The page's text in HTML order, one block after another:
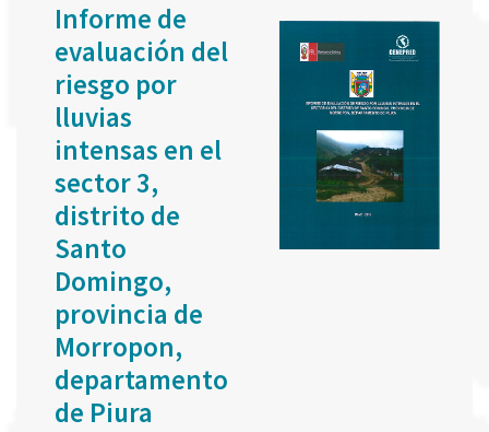
Informe de
evaluación del
riesgo por
lluvias
intensas en el
sector 3,
distrito de
Santo
Domingo,
provincia de
Morropon,
departamento
de Piura